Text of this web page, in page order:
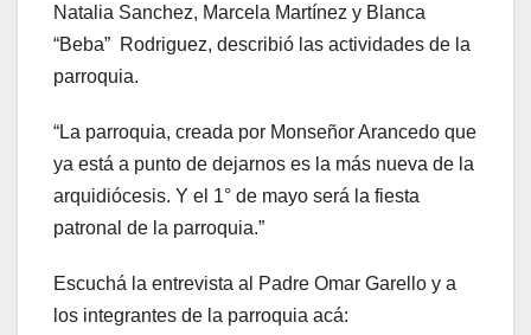
Natalia Sanchez, Marcela Martínez y Blanca
“Beba” Rodriguez, describió las actividades de la
parroquia.
“La parroquia, creada por Monseñor Arancedo que
ya está a punto de dejarnos es la más nueva de la
arquidiócesis. Y el 1° de mayo será la fiesta
patronal de la parroquia.”
Escuchá la entrevista al Padre Omar Garello y a
los integrantes de la parroquia acá: